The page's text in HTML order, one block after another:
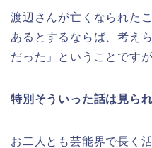
渡辺さんが亡くなられた
あるとするならば、考え
だった」ということです
特別そういった話は見ら
お二人とも芸能界で長く